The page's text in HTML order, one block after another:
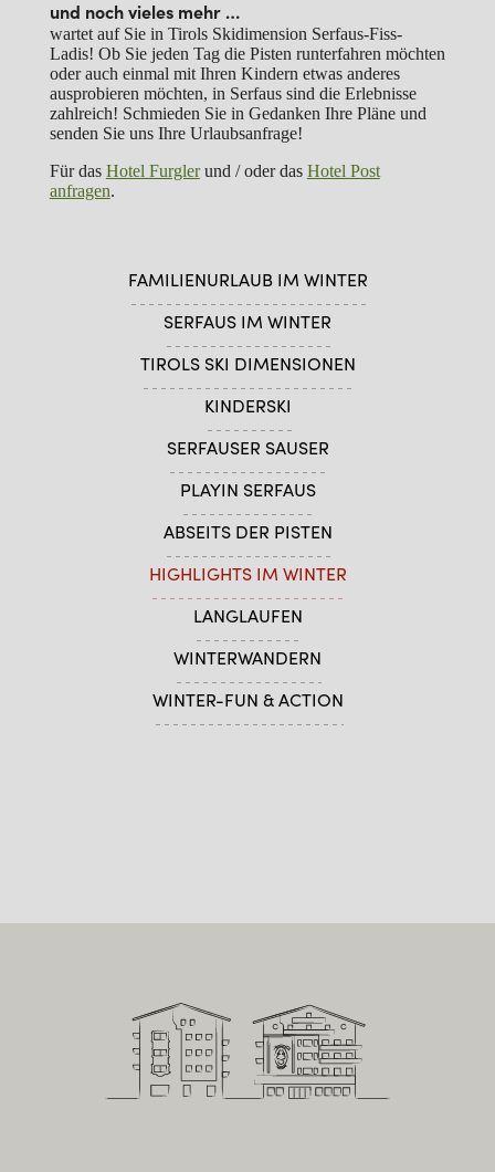
und noch vieles mehr …
wartet auf Sie in Tirols Skidimension Serfaus-Fiss-
Ladis! Ob Sie jeden Tag die Pisten runterfahren möchten
oder auch einmal mit Ihren Kindern etwas anderes
ausprobieren möchten, in Serfaus sind die Erlebnisse
zahlreich! Schmieden Sie in Gedanken Ihre Pläne und
senden Sie uns Ihre Urlaubsanfrage!
Für das Hotel Furglerund / oder das Hotel Post
anfragen.
FAMILIENURLAUB IM WINTER
SERFAUS IM WINTER
TIROLS SKI DIMENSIONEN
KINDERSKI
SERFAUSER SAUSER
PLAYIN SERFAUS
ABSEITS DER PISTEN
HIGHLIGHTS IM WINTER
LANGLAUFEN
WINTERWANDERN
WINTER-FUN & ACTION